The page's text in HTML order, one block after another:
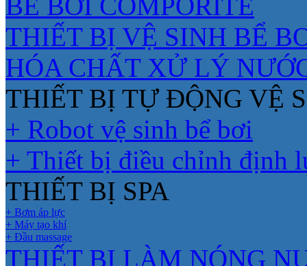
BỂ BƠI COMPORITE
THIẾT BỊ VỆ SINH BỂ
HÓA CHẤT XỬ LÝ
THIẾT BỊ TỰ ĐỘNG VỆ
+ Robot vệ sinh bể bơi
+ Thiết bị điều chỉnh định
THIẾT BỊ SPA
+ Bơm áp lực
+ Máy tạo khí
+ Đầu massage
THIẾT BỊ LÀM NÓNG